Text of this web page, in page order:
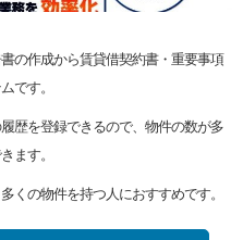
の作成から賃貸借契約書・重要事項
です。
歴を登録できるので、物件の数が多
ます。
くの物件を持つ人におすすめです。